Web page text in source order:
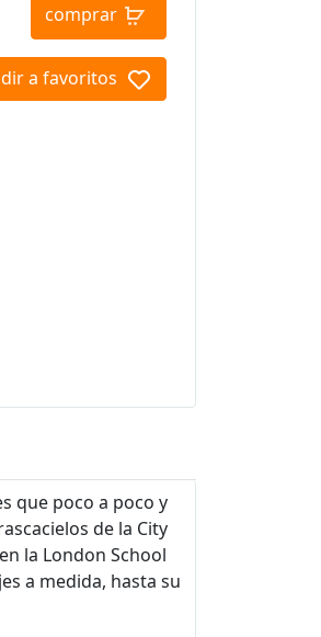
comprar
a favoritos
que poco a poco y
de la City
la London School
a medida, hasta su